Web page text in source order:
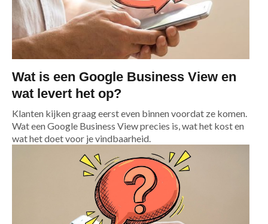
Wat is een Google Business View en
wat levert het op?
Klanten kijken graag eerst even binnen voordat ze komen.
Wat een Google Business View precies is, wat het kost en
wat het doet voor je vindbaarheid.